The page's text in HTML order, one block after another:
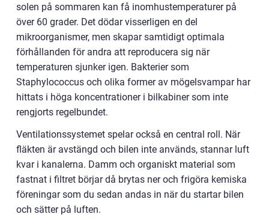
solen på sommaren kan få inomhustemperaturer på
över 60 grader. Det dödar visserligen en del
mikroorganismer, men skapar samtidigt optimala
förhållanden för andra att reproducera sig när
temperaturen sjunker igen. Bakterier som
Staphylococcus och olika former av mögelsvampar har
hittats i höga koncentrationer i bilkabiner som inte
rengjorts regelbundet.
Ventilationssystemet spelar också en central roll. När
fläkten är avstängd och bilen inte används, stannar luft
kvar i kanalerna. Damm och organiskt material som
fastnat i filtret börjar då brytas ner och frigöra kemiska
föreningar som du sedan andas in när du startar bilen
och sätter på luften.